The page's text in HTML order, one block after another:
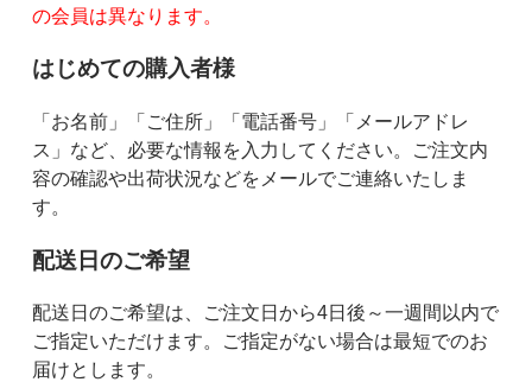
の会員は異なります。
はじめての購入者様
「お名前」「ご住所」「電話番号」「メールアドレ
ス」など、必要な情報を入力してください。ご注文内
容の確認や出荷状況などをメールでご連絡いたしま
す。
配送日のご希望
配送日のご希望は、ご注文日から4日後～一週間以内で
ご指定いただけます。ご指定がない場合は最短でのお
届けとします。